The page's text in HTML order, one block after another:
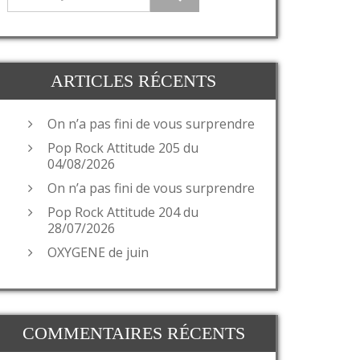
ARTICLES RÉCENTS
On n’a pas fini de vous surprendre
Pop Rock Attitude 205 du
04/08/2026
On n’a pas fini de vous surprendre
Pop Rock Attitude 204 du
28/07/2026
OXYGENE de juin
COMMENTAIRES RÉCENTS